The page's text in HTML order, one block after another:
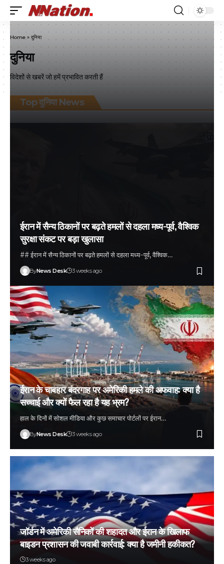
Home » दुनिया
दुनिया
विदेशों से खबरें जो हमें प्रभावित करती हैं
Top दुनिया News
ईरान में सैन्य ठिकानों पर बढ़ते हमलों से दहला मध्य-पूर्व, वैश्विक
सुरक्षा संकट पर बड़ा खुलासा
## ईरान में सैन्य ठिकानों पर बढ़ते हमलों से दहला मध्य-पूर्व, वैश्विक…
ByNews Desk 3 weeks ago
ईरान के चाबहार बंदरगाह पर अमेरिकी हमले की अफवाह: क्या है
सच्चाई और क्यों फैल रहा है यह भ्रम?
हाल के दिनों में सोशल मीडिया और कुछ समाचार पोर्टलों पर ईरान…
ByNews Desk 3 weeks ago
जॉर्डन में अमेरिकी सैनिकों की शहादत और ईरान के खिलाफ
बाइडन प्रशासन की जवाबी कार्रवाई: क्या है जमीनी हकीकत?
3 weeks ago